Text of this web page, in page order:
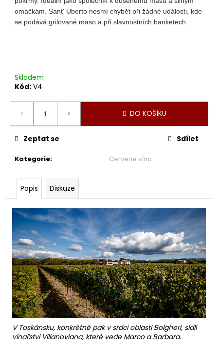
omáčkám. Sant' Uberto nesmí chybět při žádné události, kde
se podává grilované maso a při slavnostních banketech.
Skladem
Kód: V4
DO KOŠÍKU
Kategorie: Červené víno
Zeptat se Sdílet
Popis Diskuze
V Toskánsku, konkrétně pak v srdci oblasti Bolgheri, sídlí
vinařství Villanoviana, které vede Marco a Barbara.